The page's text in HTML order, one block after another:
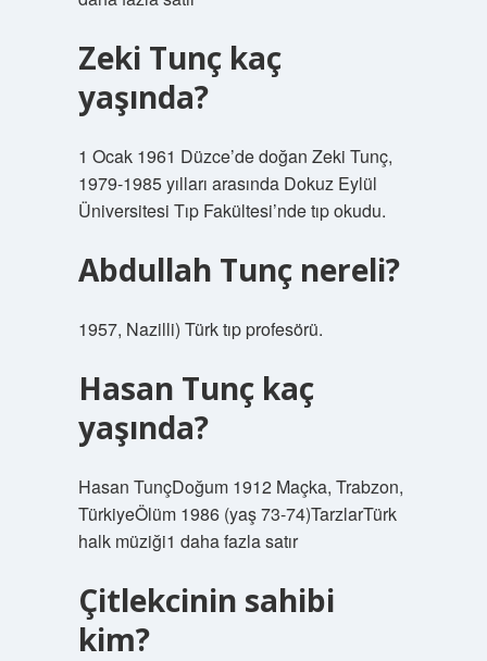
Zeki Tunç kaç
yaşında?
1 Ocak 1961 Düzce’de doğan Zeki Tunç,
1979-1985 yılları arasında Dokuz Eylül
Üniversitesi Tıp Fakültesi’nde tıp okudu.
Abdullah Tunç nereli?
1957, Nazilli) Türk tıp profesörü.
Hasan Tunç kaç
yaşında?
Hasan TunçDoğum 1912 Maçka, Trabzon,
TürkiyeÖlüm 1986 (yaş 73-74)TarzlarTürk
halk müziği1 daha fazla satır
Çitlekcinin sahibi
kim?